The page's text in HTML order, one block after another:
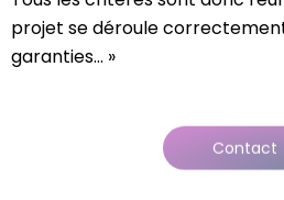
projet se déroule
garanties… »
Contact